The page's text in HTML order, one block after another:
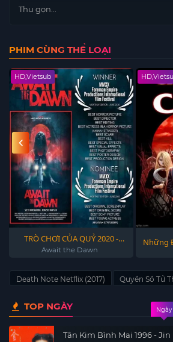
Thu gọn...
PHIM CÙNG THỂ LOẠI
HD,Vietsub
TRÒ CHƠI CỦA QUỶ 2020 -
Await the Dawn 2020
Await the Dawn
Những
Death Note Netflix (2017) Quyển Sổ Tử
TOP NGÀY Ngày
Tân Kim Bình Mai 1996 - Jin